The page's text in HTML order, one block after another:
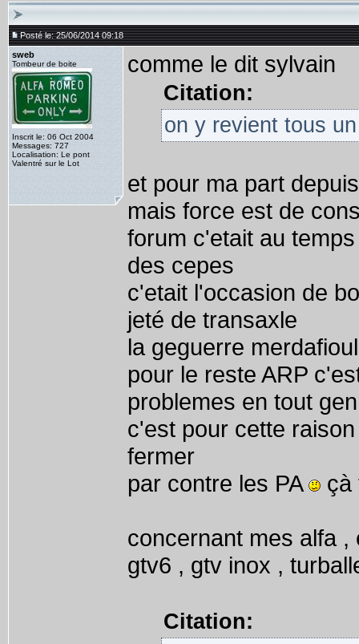
Posté le: 25/06/2014 09:18
sweb
Tombeur de boite
Inscrit le: 06 Oct 2004
Messages: 727
Localisation: Le pont
Valentré sur le Lot
comme le dit sylvain
Citation:
on y revient tous
et pour ma part
mais force est de
forum c'etait au
des cepes
c'etait l'occasion de
jeté de transaxle
la geguerre
pour le reste ARP
problemes en tout
c'est pour cette
fermer
par contre les PA
çà
concernant mes alfa
gtv6 , gtv inox ,
Citation: